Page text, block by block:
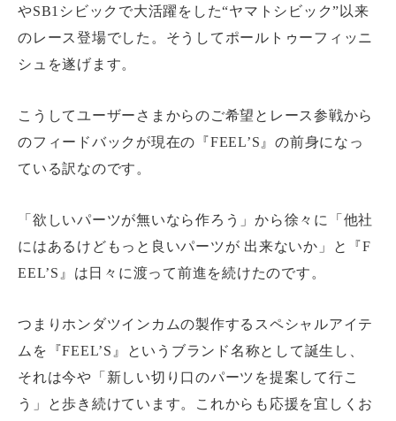
やSB1シビックで大活躍をした“ヤマトシビック”以来
のレース登場でした。そうしてポールトゥーフィッニ
シュを遂げます。
こうしてユーザーさまからのご希望とレース参戦から
のフィードバックが現在の『FEEL’S』の前身になっ
ている訳なのです。
「欲しいパーツが無いなら作ろう」から徐々に「他社
にはあるけどもっと良いパーツが 出来ないか」と『F
EEL’S』は日々に渡って前進を続けたのです。
つまりホンダツインカムの製作するスペシャルアイテ
ムを『FEEL’S』というブランド名称として誕生し、
それは今や「新しい切り口のパーツを提案して行こ
う」と歩き続けています。これからも応援を宜しくお